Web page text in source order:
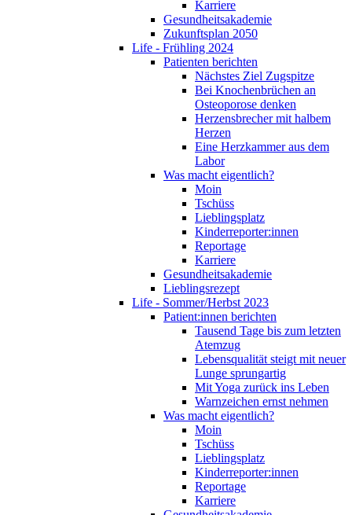
Karriere
Gesundheitsakademie
Zukunftsplan 2050
Life - Frühling 2024
Patienten berichten
Nächstes Ziel Zugspitze
Bei Knochenbrüchen an
Osteoporose denken
Herzensbrecher mit halbem
Herzen
Eine Herzkammer aus dem
Labor
Was macht eigentlich?
Moin
Tschüss
Lieblingsplatz
Kinderreporter:innen
Reportage
Karriere
Gesundheitsakademie
Lieblingsrezept
Life - Sommer/Herbst 2023
Patient:innen berichten
Tausend Tage bis zum letzten
Atemzug
Lebensqualität steigt mit neuer
Lunge sprungartig
Mit Yoga zurück ins Leben
Warnzeichen ernst nehmen
Was macht eigentlich?
Moin
Tschüss
Lieblingsplatz
Kinderreporter:innen
Reportage
Karriere